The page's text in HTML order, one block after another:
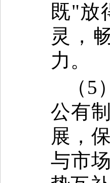
既"放
灵，
力。
（
公有
展，
与市